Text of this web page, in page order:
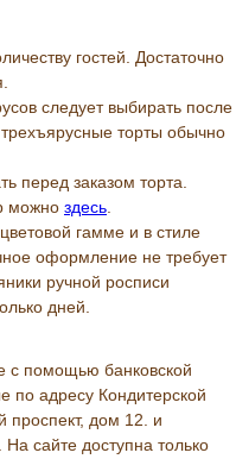
гостей. Достаточно
следует выбирать после
торты обычно
перед заказом торта.
можно здесь.
гамме и в стиле
оформление не требует
ручной росписи
дней.
с помощью банковской
адресу Кондитерской
проспект, дом 12. и
сайте доступна только